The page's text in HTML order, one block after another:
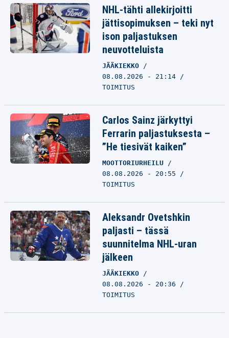
NHL-tähti allekirjoitti
jättisopimuksen – teki nyt
ison paljastuksen
neuvotteluista
JÄÄKIEKKO
08.08.2026 - 21:14
TOIMITUS
Carlos Sainz järkyttyi
Ferrarin paljastuksesta –
”He tiesivät kaiken”
MOOTTORIURHEILU
08.08.2026 - 20:55
TOIMITUS
Aleksandr Ovetshkin
paljasti – tässä
suunnitelma NHL-uran
jälkeen
JÄÄKIEKKO
08.08.2026 - 20:36
TOIMITUS